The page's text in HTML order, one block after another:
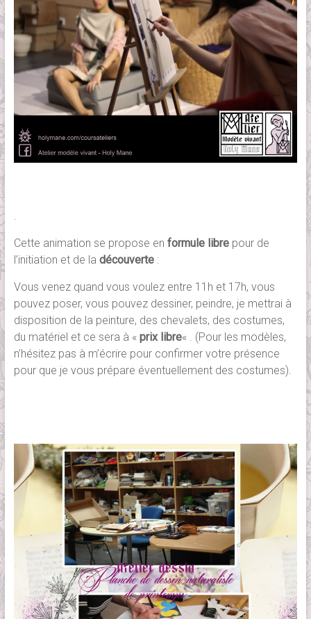
Cette animation se propose en formule librepour de
l’initiation et de la découverte:
Vous venez quand vous voulez entre 11h et 17h, vous
pouvez poser, vous pouvez dessiner, peindre, je mettrai à
disposition de la peinture, des chevalets, des costumes,
du matériel et ce sera à « prix libre« . (Pour les modèles,
n’hésitez pas à m’écrire pour confirmer votre présence
pour que je vous prépare éventuellement des costumes).